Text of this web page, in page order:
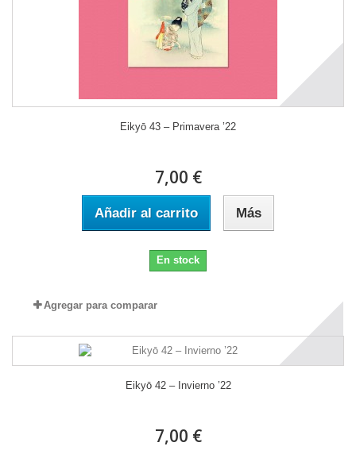
Eikyō 43 – Primavera ’22
7,00 €
Añadir al carrito Más
En stock
Agregar para comparar
Eikyō 42 – Invierno ’22
7,00 €